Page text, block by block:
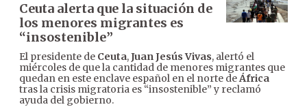
Ceuta alerta que la situación de
los menores migrantes es
“insostenible”
El presidente de Ceuta,Juan Jesús Vivas, alertó el
miércoles de que la cantidad de menores migrantes que
quedan en este enclave español en el norte deÁfrica
tras la crisis migratoria es “insostenible” y reclamó
ayuda del gobierno.